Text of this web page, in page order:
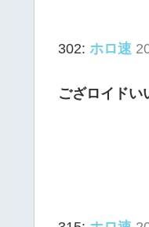
302: ホロ速
ござロイドい